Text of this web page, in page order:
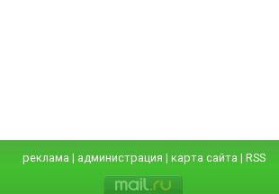
реклама | администрация | карта сайта | RSS